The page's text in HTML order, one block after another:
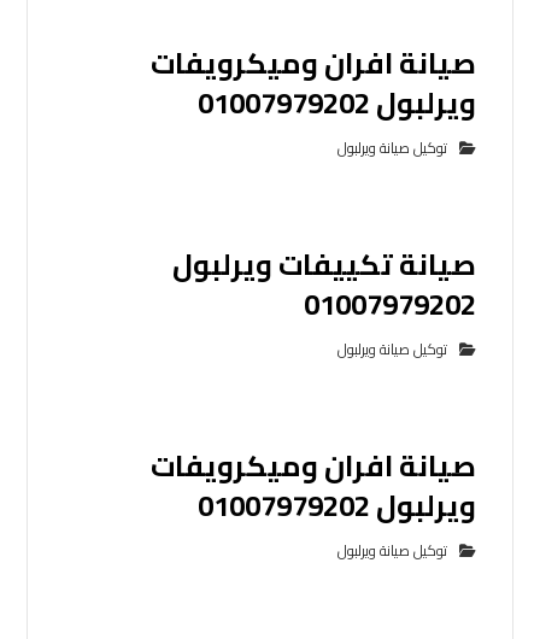
صيانة افران وميكرويفات
ويرلبول 01007979202
توكيل صيانة ويرلبول
صيانة تكييفات ويرلبول
01007979202
توكيل صيانة ويرلبول
صيانة افران وميكرويفات
ويرلبول 01007979202
توكيل صيانة ويرلبول